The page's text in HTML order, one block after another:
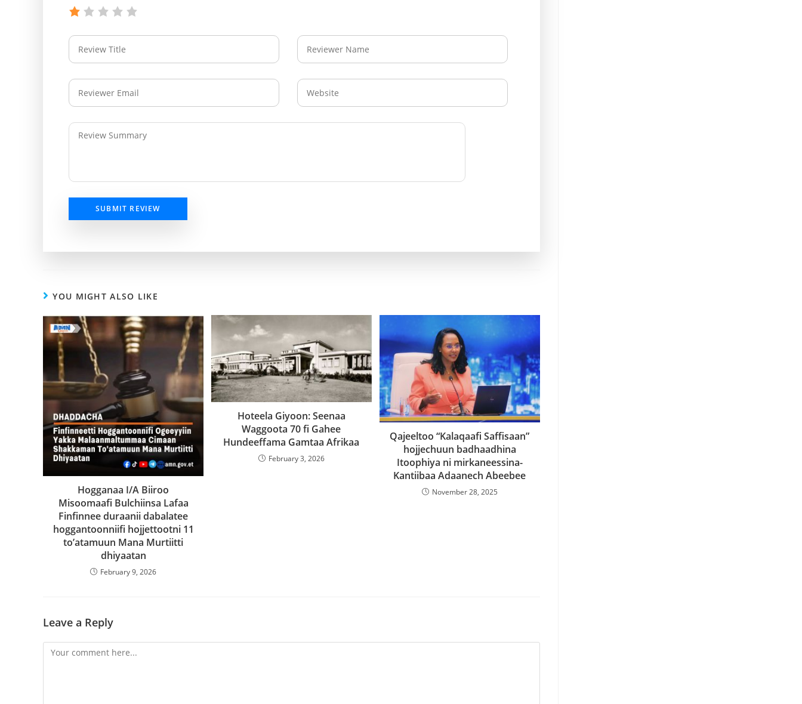
SUBMIT REVIEW
YOU MIGHT ALSO LIKE
Hogganaa I/A Biiroo
Misoomaafi Bulchiinsa Lafaa
Finfinnee duraanii dabalatee
hoggantoonniifi hojjettootni 11
to’atamuun Mana Murtiitti
dhiyaatan
February 9, 2026
Hoteela Giyoon: Seenaa
Waggoota 70 fi Gahee
Hundeeffama Gamtaa Afrikaa
February 3, 2026
Qajeeltoo “Kalaqaafi Saffisaan”
hojjechuun badhaadhina
Itoophiya ni mirkaneessina-
Kantiibaa Adaanech Abeebee
November 28, 2025
Leave a Reply